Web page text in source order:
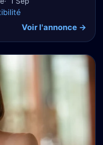
Voir l'annonce →